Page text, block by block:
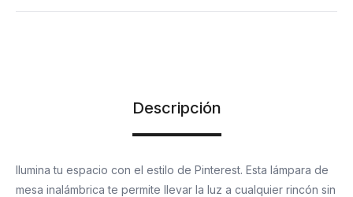
Descripción
Ilumina tu espacio con el estilo de Pinterest. Esta lámpara de
mesa inalámbrica te permite llevar la luz a cualquier rincón sin